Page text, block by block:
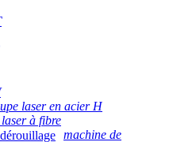
laser en acier H
à fibre
machine de